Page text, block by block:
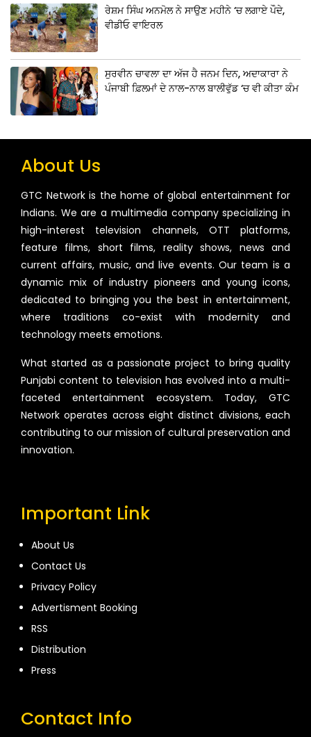
ਰੇਸ਼ਮ ਸਿੰਘ ਅਨਮੋਲ ਨੇ ਸਾਉਣ ਮਹੀਨੇ ‘ਚ ਲਗਾਏ ਪੌਦੇ,
ਵੀਡੀਓ ਵਾਇਰਲ
ਸੁਰਵੀਨ ਚਾਵਲਾ ਦਾ ਅੱਜ ਹੈ ਜਨਮ ਦਿਨ, ਅਦਾਕਾਰਾ ਨੇ
ਪੰਜਾਬੀ ਫ਼ਿਲਮਾਂ ਦੇ ਨਾਲ-ਨਾਲ ਬਾਲੀਵੁੱਡ ‘ਚ ਵੀ ਕੀਤਾ ਕੰਮ
About Us
GTC Network is the home of global entertainment for
Indians. We are a multimedia company specializing in
high-interest television channels, OTT platforms,
feature films, short films, reality shows, news and
current affairs, music, and live events. Our team is a
dynamic mix of industry pioneers and young icons,
dedicated to bringing you the best in entertainment,
where traditions co-exist with modernity and
technology meets emotions.
What started as a passionate project to bring quality
Punjabi content to television has evolved into a multi-
faceted entertainment ecosystem. Today, GTC
Network operates across eight distinct divisions, each
contributing to our mission of cultural preservation and
innovation.
Important Link
About Us
Contact Us
Privacy Policy
Advertisment Booking
RSS
Distribution
Press
Contact Info